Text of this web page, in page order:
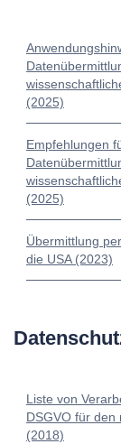
(2025)
Empfehlungen
(2025)
Übermittlung
die USA (2023)
Liste von
DSGVO für den
(2018)